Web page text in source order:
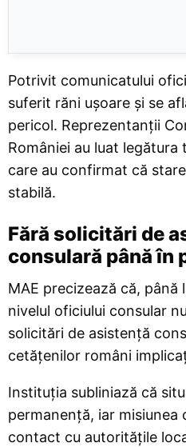
Potrivit comunicatului
suferit răni ușoare și se
pericol. Reprezentanții
României au luat
care au confirmat că
stabilă.
Fără solicitări de
consulară până în
MAE precizează că, până
nivelul oficiului consular
solicitări de asistență
cetățenilor români
Instituția subliniază că
permanență, iar misiunea
contact cu autoritățile